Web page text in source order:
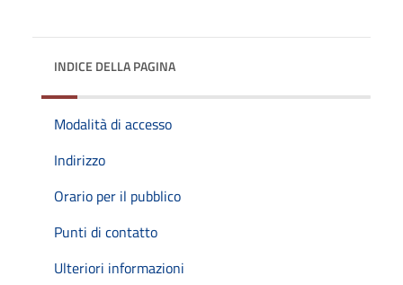
INDICE DELLA PAGINA
Modalità di accesso
Indirizzo
Orario per il pubblico
Punti di contatto
Ulteriori informazioni